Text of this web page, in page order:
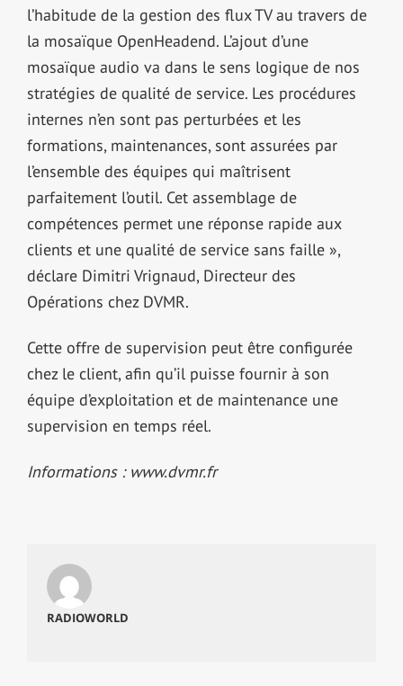
l’habitude de la gestion des flux TV au travers de
la mosaïque OpenHeadend. L’ajout d’une
mosaïque audio va dans le sens logique de nos
stratégies de qualité de service. Les procédures
internes n’en sont pas perturbées et les
formations, maintenances, sont assurées par
l’ensemble des équipes qui maîtrisent
parfaitement l’outil. Cet assemblage de
compétences permet une réponse rapide aux
clients et une qualité de service sans faille »,
déclare Dimitri Vrignaud, Directeur des
Opérations chez DVMR.
Cette offre de supervision peut être configurée
chez le client, afin qu’il puisse fournir à son
équipe d’exploitation et de maintenance une
supervision en temps réel.
Informations : www.dvmr.fr
RADIOWORLD